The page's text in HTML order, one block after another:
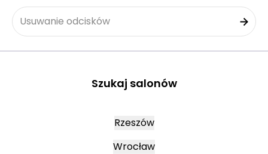
Usuwanie odcisków
Szukaj salonów
Rzeszów
Wrocław